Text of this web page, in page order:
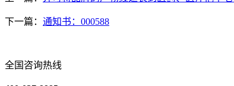
下一篇： 通知书：000588
全国咨询热线